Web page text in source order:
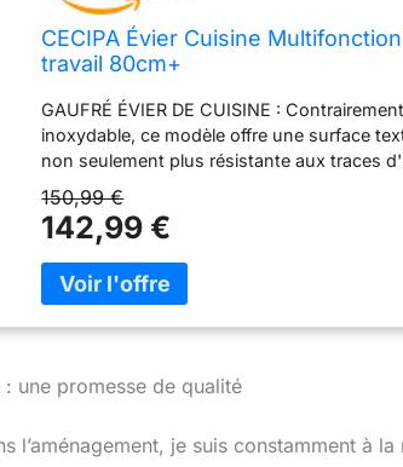
CECIPA Évier Cuisine
travail 80cm+
GAUFRÉ ÉVIER DE CUISINE :
inoxydable, ce modèle offre une surface
non seulement plus résistante aux traces
le nettoyage. Il assure une meilleure prise
tout en étant élégant. ENSEMBLE : L'évier
glisser des accessoires au-dessus de
repas et le rangement, sans perdre de
INCLUS : Évier mobile, La planche à
appareils, ce qui rend l'espace sous l'évier
d'évacuation flexible convient parfaitement
est vaporisé de peinture anti-
150,99 €
142,99 €
une promesse de qualité
l’aménagement, je suis constamment à